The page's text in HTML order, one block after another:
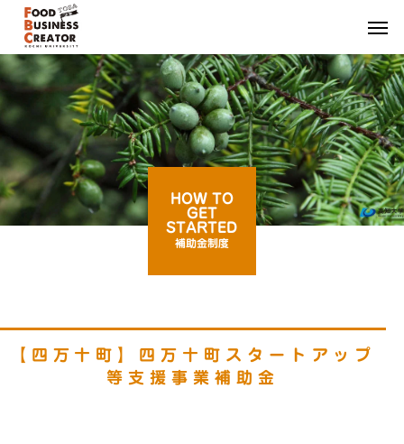
HOW TO
GET
STARTED
補助金制度
【四万十町】四万十町スタートアップ
等支援事業補助金